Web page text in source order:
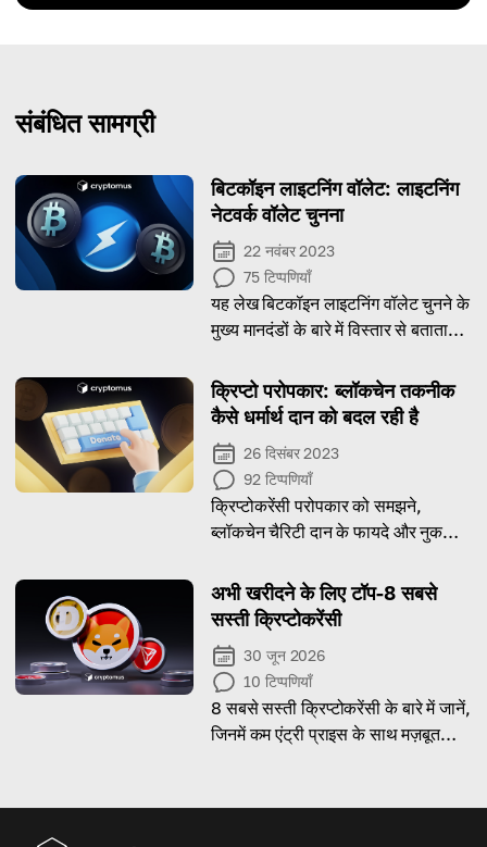
संबंधित सामग्री
बिटकॉइन लाइटनिंग वॉलेट: लाइटनिंग
नेटवर्क वॉलेट चुनना
22 नवंबर 2023
75 टिप्पणियाँ
यह लेख बिटकॉइन लाइटनिंग वॉलेट चुनने के
मुख्य मानदंडों के बारे में विस्तार से बताता
क्रिप्टो परोपकार: ब्लॉकचेन तकनीक
कैसे धर्मार्थ दान को बदल रही है
26 दिसंबर 2023
92 टिप्पणियाँ
क्रिप्टोकरेंसी परोपकार को समझने,
ब्लॉकचेन चैरिटी दान के फायदे और नुकसान
का समर्थन क्यों करना चाहिए, इसके बारे में
और जानने का समय आ गया है।
अभी खरीदने के लिए टॉप-8 सबसे
सस्ती क्रिप्टोकरेंसी
30 जून 2026
10 टिप्पणियाँ
8 सबसे सस्ती क्रिप्टोकरेंसी के बारे में जानें,
जिनमें कम एंट्री प्राइस के साथ मज़बूत